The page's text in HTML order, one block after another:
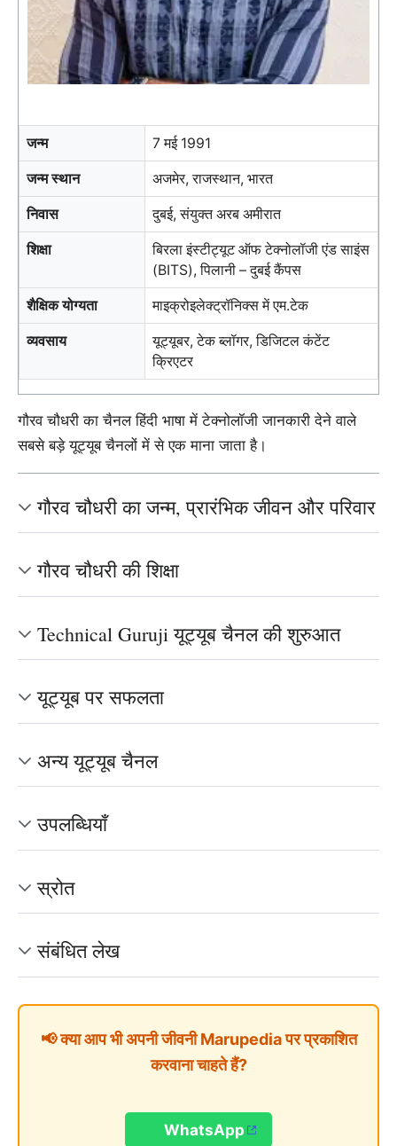
जन्म 7 मई 1991
जन्म स्थान अजमेर, राजस्थान, भारत
निवास दुबई, संयुक्त अरब अमीरात
शिक्षा
बिरला इंस्टीट्यूट ऑफ टेक्नोलॉजी एंड साइंस
(BITS), पिलानी – दुबई कैंपस
शैक्षिक योग्यता माइक्रोइलेक्ट्रॉनिक्स में एम.टेक
व्यवसाय
यूट्यूबर, टेक ब्लॉगर, डिजिटल कंटेंट
क्रिएटर
गौरव चौधरी का चैनल हिंदी भाषा में टेक्नोलॉजी जानकारी देने वाले
सबसे बड़े यूट्यूब चैनलों में से एक माना जाता है।
गौरव चौधरी का जन्म, प्रारंभिक जीवन और परिवार
गौरव चौधरी की शिक्षा
Technical Guruji यूट्यूब चैनल की शुरुआत
यूट्यूब पर सफलता
अन्य यूट्यूब चैनल
उपलब्धियाँ
स्रोत
संबंधित लेख
📢 क्या आप भी अपनी जीवनी Marupedia पर प्रकाशित
करवाना चाहते हैं?
WhatsApp